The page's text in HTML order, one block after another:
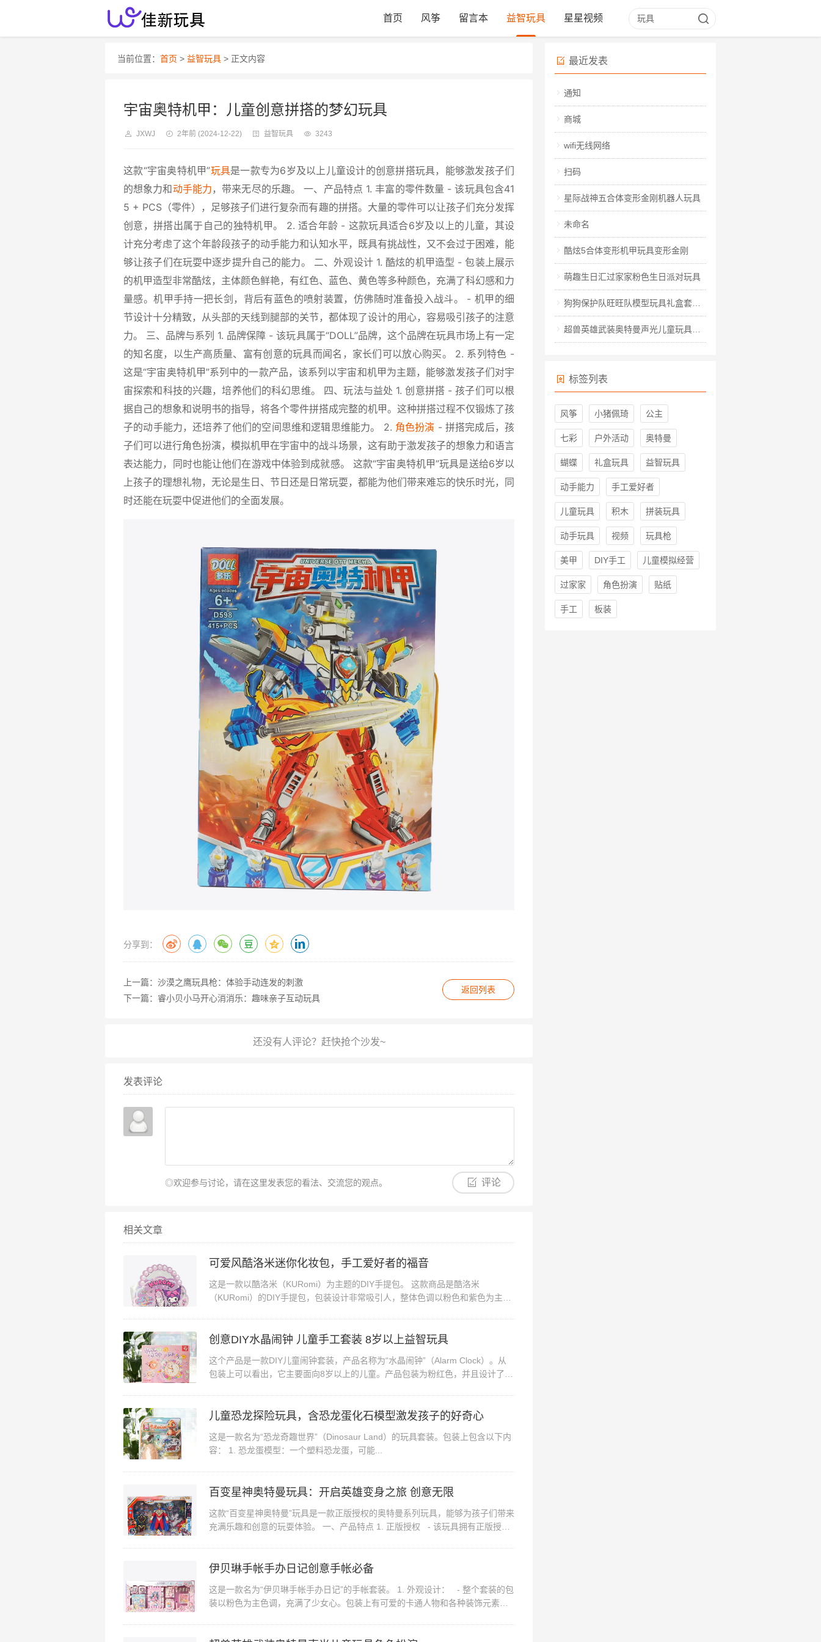
首页 风筝 留言本 益智玩具 星星视频
当前位置： 首页 > 益智玩具 > 正文内容
宇宙奥特机甲：儿童创意拼搭的梦幻玩具
JXWJ 2年前 (2024-12-22) 益智玩具 3243
这款“宇宙奥特机甲”玩具是一款专为6岁及以上儿童设计的创意拼搭玩具，能够激发孩子们
的想象力和动手能力 ，带来无尽的乐趣。 一、产品特点 1. 丰富的零件数量 - 该玩具包含41
5 + PCS（零件），足够孩子们进行复杂而有趣的拼搭。大量的零件可以让孩子们充分发挥
创意，拼搭出属于自己的独特机甲。 2. 适合年龄 - 这款玩具适合6岁及以上的儿童，其设
计充分考虑了这个年龄段孩子的动手能力和认知水平，既具有挑战性，又不会过于困难，能
够让孩子们在玩耍中逐步提升自己的能力。 二、外观设计 1. 酷炫的机甲造型 - 包装上展示
的机甲造型非常酷炫，主体颜色鲜艳，有红色、蓝色、黄色等多种颜色，充满了科幻感和力
量感。机甲手持一把长剑，背后有蓝色的喷射装置，仿佛随时准备投入战斗。 - 机甲的细
节设计十分精致，从头部的天线到腿部的关节，都体现了设计的用心，容易吸引孩子的注意
力。 三、品牌与系列 1. 品牌保障 - 该玩具属于“DOLL”品牌，这个品牌在玩具市场上有一定
的知名度，以生产高质量、富有创意的玩具而闻名，家长们可以放心购买。 2. 系列特色 -
这是“宇宙奥特机甲”系列中的一款产品，该系列以宇宙和机甲为主题，能够激发孩子们对宇
宙探索和科技的兴趣，培养他们的科幻思维。 四、玩法与益处 1. 创意拼搭 - 孩子们可以根
据自己的想象和说明书的指导，将各个零件拼搭成完整的机甲。这种拼搭过程不仅锻炼了孩
子的动手能力，还培养了他们的空间思维和逻辑思维能力。 2. 角色扮演 - 拼搭完成后，孩
子们可以进行角色扮演，模拟机甲在宇宙中的战斗场景，这有助于激发孩子的想象力和语言
表达能力，同时也能让他们在游戏中体验到成就感。 这款“宇宙奥特机甲”玩具是送给6岁以
上孩子的理想礼物，无论是生日、节日还是日常玩耍，都能为他们带来难忘的快乐时光，同
时还能在玩耍中促进他们的全面发展。
分享到：
返回列表
上一篇： 沙漠之鹰玩具枪：体验手动连发的刺激
下一篇： 睿小贝小马开心消消乐：趣味亲子互动玩具
发表评论
评论
◎欢迎参与讨论，请在这里发表您的看法、交流您的观点。
相关文章
可爱风酷洛米迷你化妆包，手工爱好者的福音
这是一款以酷洛米（KURomi）为主题的DIY手提包。 这款商品是酷洛米
（KURomi）的DIY手提包，包装设计非常吸引人，整体色调以粉色和紫色为主，
创意DIY水晶闹钟 儿童手工套装 8岁以上益智玩具
这个产品是一款DIY儿童闹钟套装，产品名称为“水晶闹钟”（Alarm Clock）。从
包装上可以看出，它主要面向8岁以上的儿童。产品包装为粉红色，并且设计了可
儿童恐龙探险玩具，含恐龙蛋化石模型激发孩子的好奇心
这是一款名为“恐龙奇趣世界”（Dinosaur Land）的玩具套装。包装上包含以下内
容： 1. 恐龙蛋模型：一个塑料恐龙蛋，可能...
百变星神奥特曼玩具：开启英雄变身之旅 创意无限
这款“百变星神奥特曼”玩具是一款正版授权的奥特曼系列玩具，能够为孩子们带来
充满乐趣和创意的玩耍体验。 一、产品特点 1. 正版授权 - 该玩具拥有正版授
伊贝琳手帐手办日记创意手帐必备
这是一款名为“伊贝琳手帐手办日记”的手帐套装。 1. 外观设计： - 整个套装的包
装以粉色为主色调，充满了少女心。包装上有可爱的卡通人物和各种装饰元素，
最近发表
通知
商城
wifi无线网络
扫码
星际战神五合体变形金刚机器人玩具
未命名
酷炫5合体变形机甲玩具变形金刚
萌趣生日汇过家家粉色生日派对玩具
狗狗保护队旺旺队模型玩具礼盒套装救援队玩具
超兽英雄武装奥特曼声光儿童玩具角色扮演
标签列表
风筝 小猪佩琦 公主
七彩 户外活动 奥特曼
蝴蝶 礼盒玩具 益智玩具
动手能力 手工爱好者
儿童玩具 积木 拼装玩具
动手玩具 视频 玩具枪
美甲 DIY手工 儿童模拟经营
过家家 角色扮演 贴纸
手工 板装